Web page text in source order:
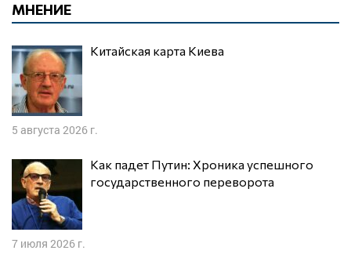
МНЕНИЕ
Китайская карта Киева
5 августа 2026 г.
Как падет Путин: Хроника успешного
государственного переворота
7 июля 2026 г.